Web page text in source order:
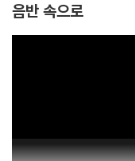
다.
음반 속으로